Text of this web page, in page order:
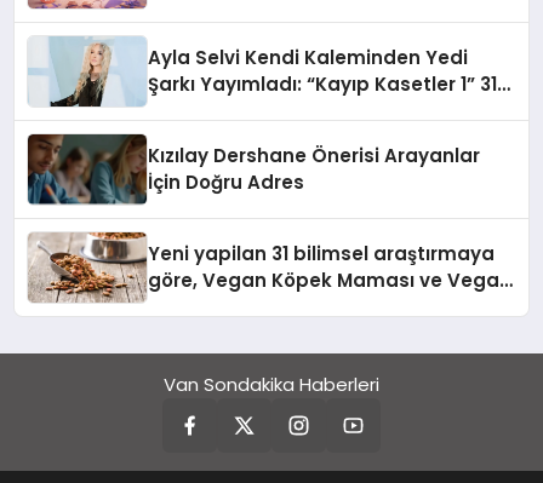
Ayla Selvi Kendi Kaleminden Yedi
Şarkı Yayımladı: “Kayıp Kasetler 1” 31
Kızılay Dershane Önerisi Arayanlar
İçin Doğru Adres
Yeni yapilan 31 bilimsel araştırmaya
göre, Vegan Köpek Maması ve Vegan
Van Sondakika Haberleri